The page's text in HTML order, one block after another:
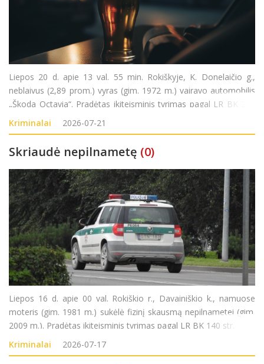
Liepos 20 d. apie 13 val. 55 min. Rokiškyje, K. Donelaičio g.,
neblaivus (2,89 prom.) vyras (gim. 1972 m.) vairavo automobilis
„Škoda Octavia“. Pradėtas ikiteisminis tyrimas pagal LR BK 281
str. (Kelių transporto eismo saugumo ar transporto priemonių
eksploatavimo taisykli
Kriminalai 2026-07-21
Skriaudė nepilnametę (0)
Liepos 16 d. apie 00 val. Rokiškio r., Davainiškio k., namuose
moteris (gim. 1981 m.) sukėlė fizinį skausmą nepilnametei (gim.
2009 m.). Pradėtas ikiteisminis tyrimas pagal LR BK 140 str.
Kriminalai
2026-07-17